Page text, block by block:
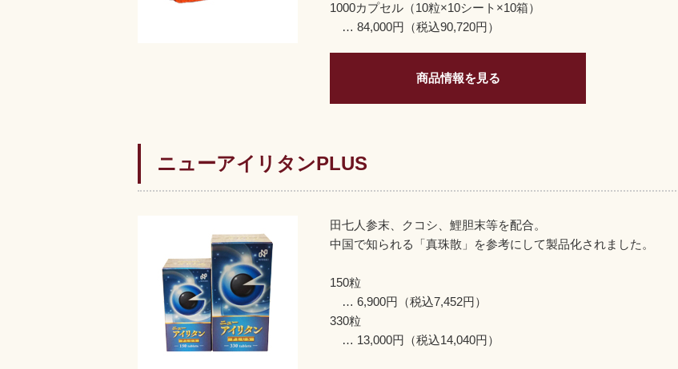
1000カプセル（10粒×10シート×10箱）
… 84,000円（税込90,720円）
商品情報を見る
ニューアイリタンPLUS
田七人参末、クコシ、鯉胆末等を配合。
中国で知られる「真珠散」を参考にして製品化されました。
150粒
… 6,900円（税込7,452円）
330粒
… 13,000円（税込14,040円）